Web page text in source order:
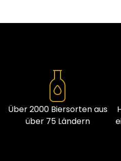
Über 2000 Biersorten aus
über 75 Ländern